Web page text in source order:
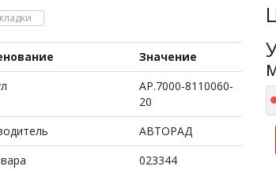
Значение
AP.7000-8110060-
20
АВТОРАД
023344